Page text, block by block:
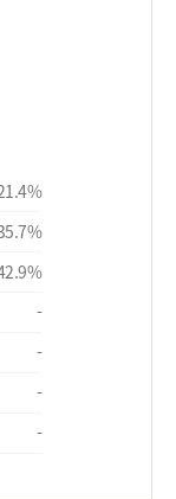
%
%
%
-
-
-
-